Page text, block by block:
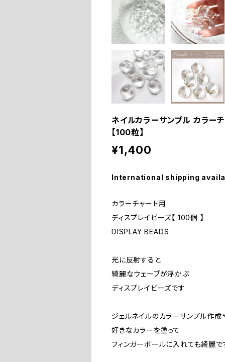
ネイルカラーサンプル カラー
【100粒】
¥1,400
International shipping
カラーチャート用
ディスプレイビーズ【 100個 】
DISPLAY BEADS
光に反射すると
綺麗なウェーブが浮かぶ
ディスプレイビーズです
ジェルネイルのカラーサンプル作成
好きなカラーを塗って
フィンガーボールに入れても綺麗で